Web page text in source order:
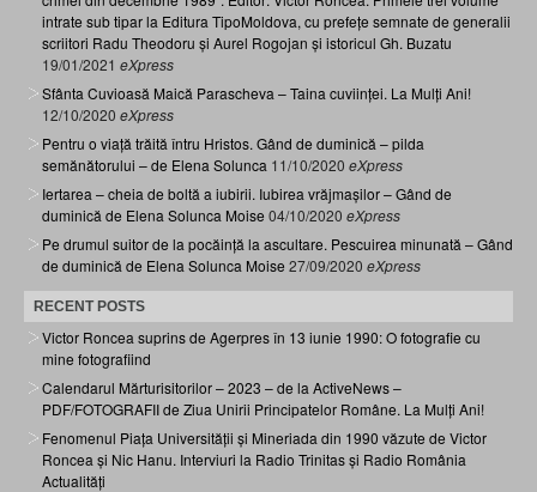
intrate sub tipar la Editura TipoMoldova, cu prefețe semnate de generalii
scriitori Radu Theodoru și Aurel Rogojan și istoricul Gh. Buzatu
19/01/2021 eXpress
Sfânta Cuvioasă Maică Parascheva – Taina cuviinței. La Mulți Ani!
12/10/2020 eXpress
Pentru o viață trăită întru Hristos. Gând de duminică – pilda
semănătorului – de Elena Solunca 11/10/2020 eXpress
Iertarea – cheia de boltă a iubirii. Iubirea vrăjmașilor – Gând de
duminică de Elena Solunca Moise 04/10/2020 eXpress
Pe drumul suitor de la pocăință la ascultare. Pescuirea minunată – Gând
de duminică de Elena Solunca Moise 27/09/2020 eXpress
RECENT POSTS
Victor Roncea suprins de Agerpres în 13 iunie 1990: O fotografie cu
mine fotografiind
Calendarul Mărturisitorilor – 2023 – de la ActiveNews –
PDF/FOTOGRAFII de Ziua Unirii Principatelor Române. La Mulți Ani!
Fenomenul Piața Universității și Mineriada din 1990 văzute de Victor
Roncea și Nic Hanu. Interviuri la Radio Trinitas și Radio România
Actualități